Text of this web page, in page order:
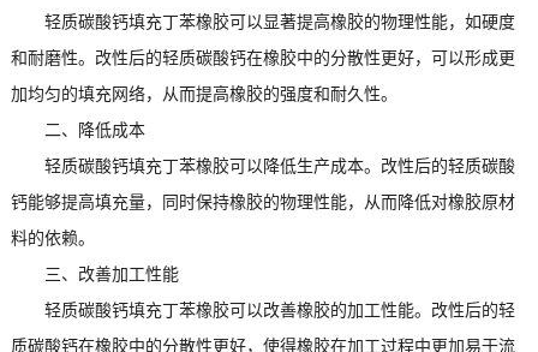
轻质碳酸钙填充丁苯橡胶可以显著提高橡胶的物理性能，如硬度
和耐磨性。改性后的轻质碳酸钙在橡胶中的分散性更好，可以形成更
加均匀的填充网络，从而提高橡胶的强度和耐久性。
二、降低成本
轻质碳酸钙填充丁苯橡胶可以降低生产成本。改性后的轻质碳酸
钙能够提高填充量，同时保持橡胶的物理性能，从而降低对橡胶原材
料的依赖。
三、改善加工性能
轻质碳酸钙填充丁苯橡胶可以改善橡胶的加工性能。改性后的轻
质碳酸钙在橡胶中的分散性更好，使得橡胶在加工过程中更加易于流